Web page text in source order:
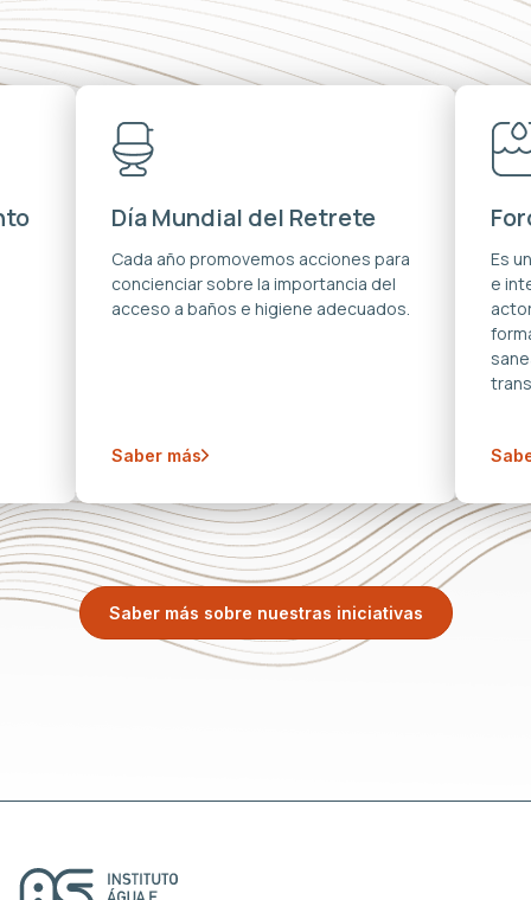
Día Mundial del Retrete
Cada año promovemos acciones para
concienciar sobre la importancia del
acceso a baños e higiene adecuados.
Saber más
Es
e
Saber más sobre nuestras iniciativas